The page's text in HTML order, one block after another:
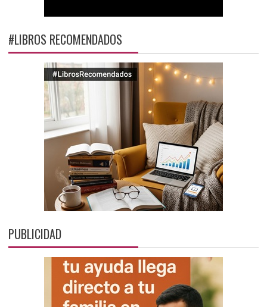
#LIBROS RECOMENDADOS
PUBLICIDAD